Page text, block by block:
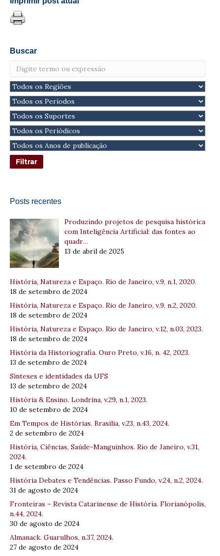
Buscar
Posts recentes
Produzindo projetos de pesquisa histórica
com Inteligência Artificial: das fontes ao
quadr…
13 de abril de 2025
História, Natureza e Espaço. Rio de Janeiro, v.9, n.1, 2020.
18 de setembro de 2024
História, Natureza e Espaço. Rio de Janeiro, v.9, n.2, 2020.
18 de setembro de 2024
História, Natureza e Espaço. Rio de Janeiro, v.12, n.03, 2023.
18 de setembro de 2024
História da Historiografia. Ouro Preto, v.16, n. 42, 2023.
13 de setembro de 2024
Sínteses e identidades da UFS
13 de setembro de 2024
História & Ensino. Londrina, v.29, n.1, 2023.
10 de setembro de 2024
Em Tempos de Histórias. Brasília, v.23, n.43, 2024.
2 de setembro de 2024
História, Ciências, Saúde-Manguinhos. Rio de Janeiro, v.31,
2024.
1 de setembro de 2024
História Debates e Tendências. Passo Fundo, v.24, n.2, 2024.
31 de agosto de 2024
Fronteiras – Revista Catarinense de História. Florianópolis,
n.44, 2024.
30 de agosto de 2024
Almanack. Guarulhos, n.37, 2024.
27 de agosto de 2024